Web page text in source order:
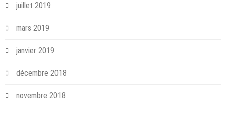
juillet 2019
mars 2019
janvier 2019
décembre 2018
novembre 2018